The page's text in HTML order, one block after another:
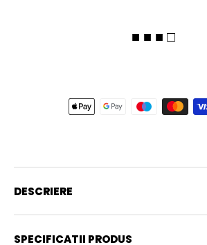
■ ■ ■ □
DESCRIERE
SPECIFICATII PRODUS